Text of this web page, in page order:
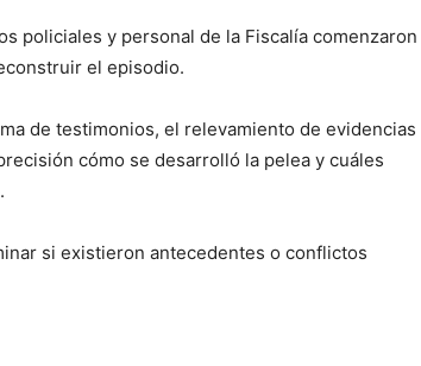
policiales y personal de la Fiscalía comenzaron
el episodio.
de testimonios, el relevamiento de evidencias
cómo se desarrolló la pelea y cuáles
si existieron antecedentes o conflictos